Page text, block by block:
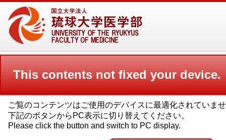
This contents not fixed your device.
ご覧のコンテンツはご使用のデバイスに最適化されていま
下記のボタンからPC表示に切り替えてください。
Please click the button and switch to PC display.